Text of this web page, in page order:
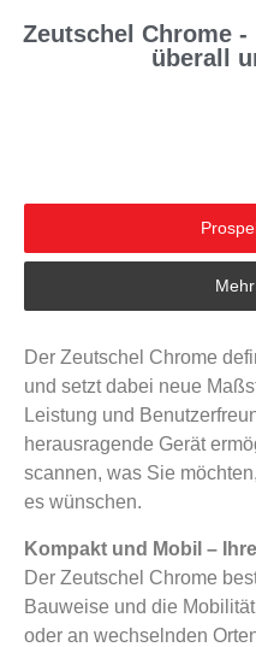
Zeutschel Chrome
überall
Der Zeutschel Chrome
und setzt dabei neue
Leistung und
herausragende Gerät
scannen, was Sie
es wünschen.
Kompakt und Mobil –
Der Zeutschel Chrome
Bauweise und die
oder an wechselnden